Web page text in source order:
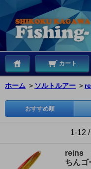
カート
ホーム ＞ ソルトルアー ＞
おすすめ順
1-12
reins
ちんゴ